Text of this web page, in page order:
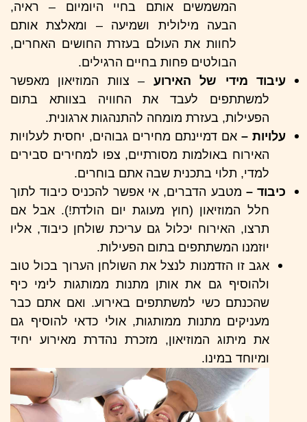
המשמשים אותם בחיי היומיום – ראיה,
הבעה מילולית ושמיעה – ומאלצת אותם
לחוות את העולם בעזרת החושים האחרים,
הבולטים פחות בחיים הרגילים.
עיבוד מידי של האירוע– צוות המוזיאון מאפשר
למשתתפים לעבד את החוויה בצוותא בתום
הפעילות, בעזרת מומחה להתנהגות ארגונית.
עלויות –אם דמיינתם מחירים גבוהים, יחסית לעלויות
האירוח באולמות מסורתיים, צפו למחירים סבירים
למדי, תלוי בתכנית שבה אתם בוחרים.
כיבוד –מטבע הדברים, אי אפשר להכניס כיבוד לתוך
חלל המוזיאון (חוץ מעוגת יום הולדת!). אבל אם
תרצו, האירוח יכלול גם עריכת שולחן כיבוד, אליו
יוזמנו המשתתפים בתום הפעילות.
אגב זו הזדמנות לנצל את השולחן הערוך בכול טוב
ולהוסיף גם את אותן מתנות ממותגות לימי כיף
שהכנתם כשי למשתתפים באירוע. ואם אתם כבר
מעניקים מתנות ממותגות, אולי כדאי להוסיף גם
את מיתוג המוזיאון, מזכרת נהדרת מאירוע יחיד
ומיוחד במינו.